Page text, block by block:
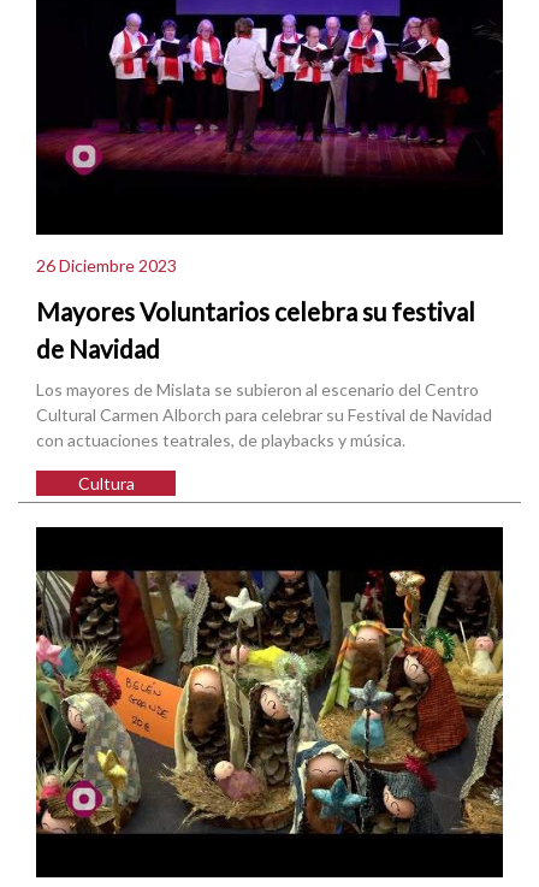
26 Diciembre 2023
Mayores Voluntarios celebra su festival
de Navidad
Los mayores de Mislata se subieron al escenario del Centro
Cultural Carmen Alborch para celebrar su Festival de Navidad
con actuaciones teatrales, de playbacks y música.
Cultura